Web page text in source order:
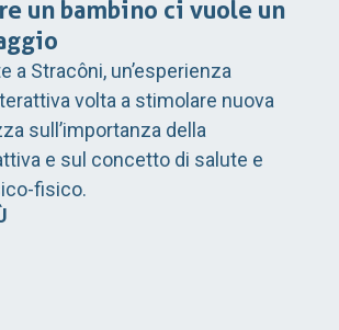
un bambino ci vuole un
a Stracôni, un’esperienza
volta a stimolare nuova
sull’importanza della
e sul concetto di salute e
fisico.